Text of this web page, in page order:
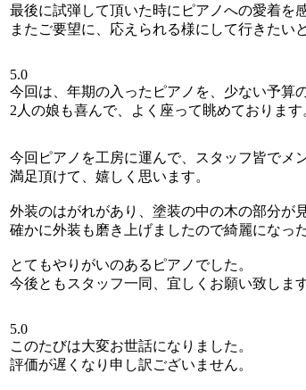
最後に試弾して頂いた時にピアノへの愛着を
またご要望に、応えられる様にして行きたい
5.0
今回は、年期の入ったピアノを、少ない予算
2人の娘も喜んで、よく座って眺めておりま
今回ピアノを工房に運んで、スタッフ皆でメ
満足頂けて、嬉しく思います。
外装のはがれがあり、塗装の中の木の部分が
確かに外装も磨き上げましたので綺麗になっ
とてもやりがいのあるピアノでした。
今後ともスタッフ一同、宜しくお願い致します
5.0
このたびは大変お世話になりました。
評価が遅くなり申し訳ございません。